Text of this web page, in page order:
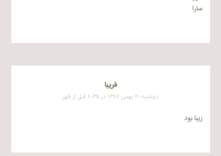
سارا
فریبا
دوشنبه ۲۱ بهمن ۱۳۸۷ در ۸:۳۵ قبل از ظهر
زیبا بود